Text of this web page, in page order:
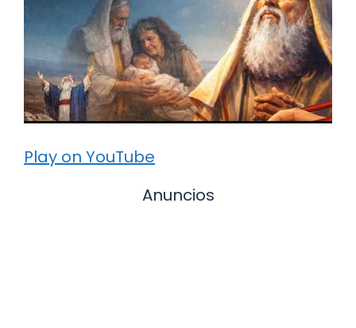
Play on YouTube
Anuncios